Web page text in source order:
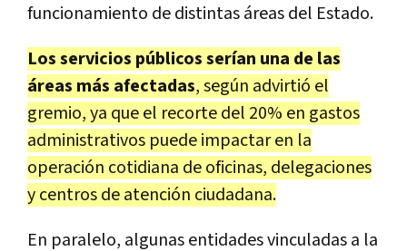
funcionamiento de distintas áreas del Estado.
Los servicios públicos serían una de las
áreas más afectadas, según advirtió el
gremio, ya que el recorte del 20% en gastos
administrativos puede impactar en la
operación cotidiana de oficinas, delegaciones
y centros de atención ciudadana.
En paralelo, algunas entidades vinculadas a la